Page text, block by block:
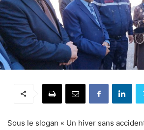
Sous le slogan « Un hiver sans